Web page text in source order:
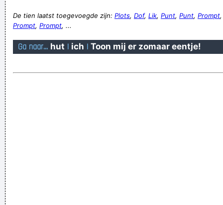
De tien laatst toegevoegde zijn: Plots, Dof, Lik, Punt, Punt, Prompt
Prompt, Prompt, ...
Ga naar... hut | ich | Toon mij er zomaar eentje!